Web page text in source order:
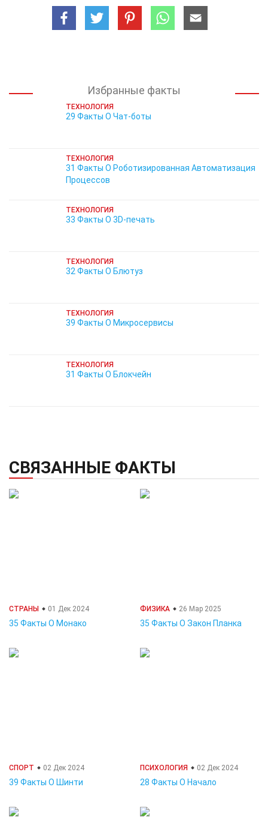
Избранные факты
ТЕХНОЛОГИЯ
29 Факты О Чат-боты
ТЕХНОЛОГИЯ
31 Факты О Роботизированная Автоматизация
Процессов
ТЕХНОЛОГИЯ
33 Факты О 3D-печать
ТЕХНОЛОГИЯ
32 Факты О Блютуз
ТЕХНОЛОГИЯ
39 Факты О Микросервисы
ТЕХНОЛОГИЯ
31 Факты О Блокчейн
СВЯЗАННЫЕ ФАКТЫ
СТРАНЫ 01 Дек 2024
35 Факты О Монако
ФИЗИКА 26 Мар 2025
35 Факты О Закон Планка
СПОРТ 02 Дек 2024
39 Факты О Шинти
ПСИХОЛОГИЯ 02 Дек 2024
28 Факты О Начало